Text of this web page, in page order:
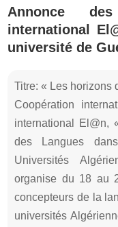
Annonce
international
université de
Titre: « Les horizons
Coopération
international El@n,
des Langues
Universités
organise du 18 au
concepteurs de la
universités